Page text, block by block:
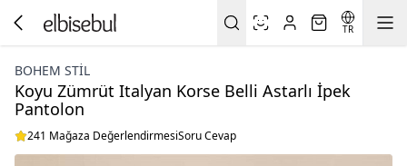
TR
BOHEM STIL
Koyu Zümrüt Italyan Korse Belli Astarlı İpek
Pantolon
241 Mağaza DeğerlendirmesiSoru Cevap